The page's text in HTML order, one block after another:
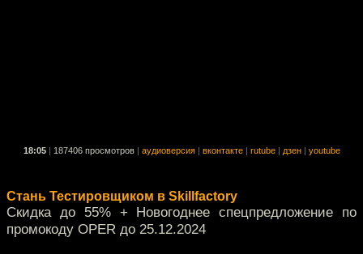
18:05 187406 просмотров аудиоверсия вконтакте rutube дзен youtube
Стань Тестировщиком в Skillfactory
Скидка до 55% + Новогоднее спецпредложение по
промокоду OPER до 25.12.2024